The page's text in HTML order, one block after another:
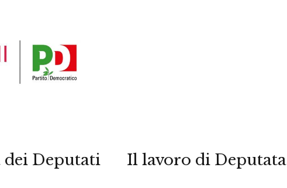
dei Deputati Il lavoro di Deputata